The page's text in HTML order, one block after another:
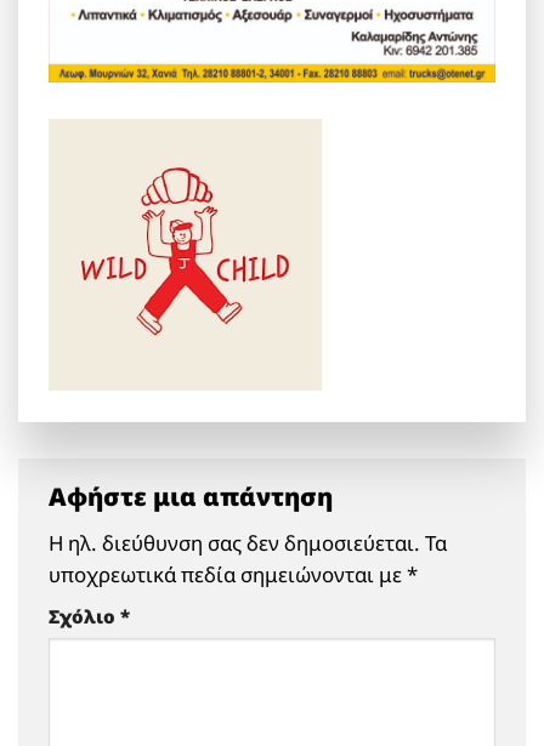
Αφήστε μια απάντηση
Η ηλ. διεύθυνση σας δεν δημοσιεύεται. Τα
υποχρεωτικά πεδία σημειώνονται με*
Σχόλιο *